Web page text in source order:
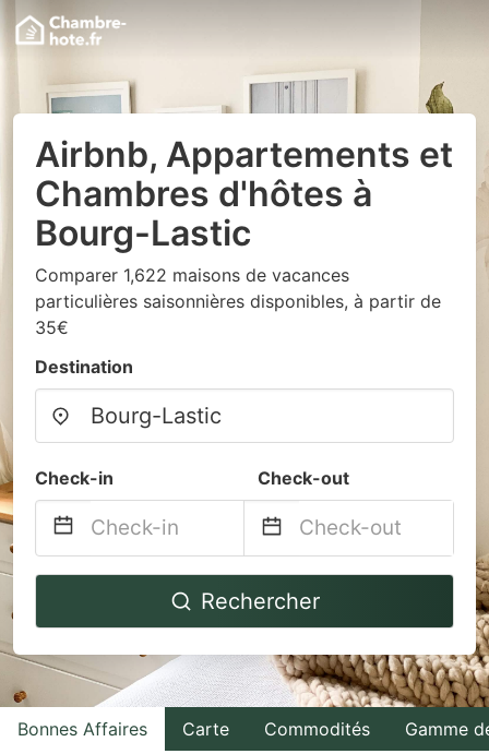
Airbnb, Appartements et
Chambres d'hôtes à
Bourg-Lastic
Comparer 1,622 maisons de vacances
particulières saisonnières disponibles, à partir de
35€
Destination
Check-in Check-out
Navigate
to
interact
with
the
Navigate
backward
to
interact
with
the
Rechercher
Bonnes Affaires Carte Commodités Gamme